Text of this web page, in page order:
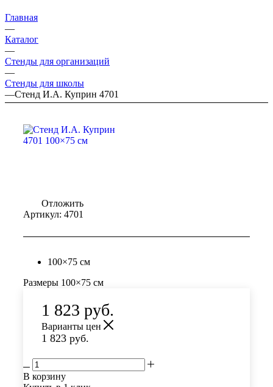
Главная
—
Каталог
—
Стенды для организаций
—
Стенды для школы
—Стенд И.А. Куприн 4701
Отложить
Артикул: 4701
100×75 см
Размеры 100×75 см
1 823 руб.
Варианты цен
1 823 руб.
В корзину